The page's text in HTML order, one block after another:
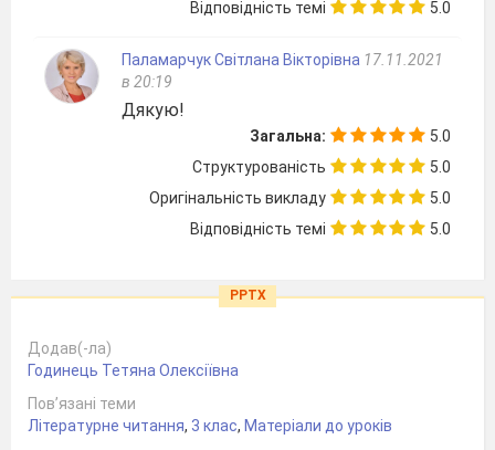
Відповідність темі 5.0
Паламарчук Світлана Вікторівна 17.11.2021
в 20:19
Дякую!
Загальна:
5.0
Структурованість
5.0
Оригінальність викладу
5.0
Відповідність темі
5.0
PPTX
Додав(-ла)
Годинець Тетяна Олексіївна
Пов’язані теми
Літературне читання, 3 клас, Матеріали до уроків